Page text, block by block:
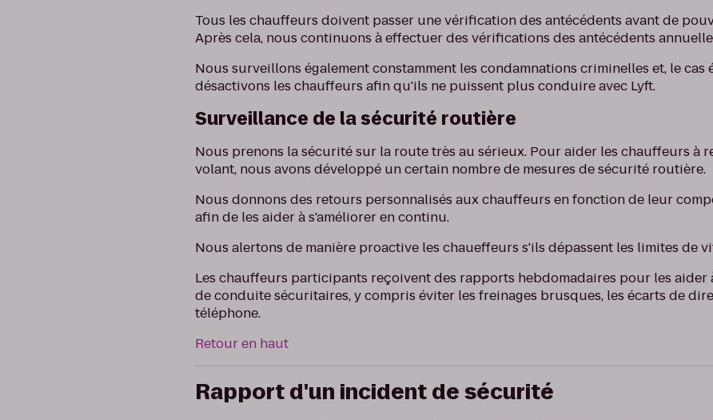
Tous les chauffeurs doivent passer une vérification des antécédents avant de
Après cela, nous continuons à effectuer des vérifications des antécédents
Nous surveillons également constamment les condamnations criminelles et, le cas
désactivons les chauffeurs afin qu'ils ne puissent plus conduire avec Lyft.
Surveillance de la sécurité routière
Nous prenons la sécurité sur la route très au sérieux. Pour aider les chauffeurs à
volant, nous avons développé un certain nombre de mesures de sécurité routière.
Nous donnons des retours personnalisés aux chauffeurs en fonction de leur
afin de les aider à s'améliorer en continu.
Nous alertons de manière proactive les chaueffeurs s'ils dépassent les limites de
Les chauffeurs participants reçoivent des rapports hebdomadaires pour les
de conduite sécuritaires, y compris éviter les freinages brusques, les écarts de
téléphone.
Retour en haut
Rapport d'un incident de sécurité